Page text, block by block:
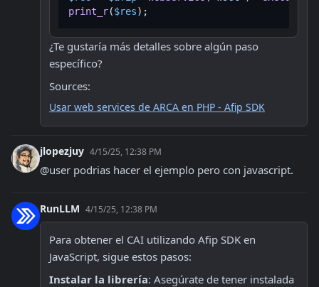
print_r($res
¿Te gustaría más detalles sobre algún paso
específico?
Sources:
Usar web services de ARCA en PHP - Afip SDK
jlopezjuy 4/15/25, 12:38 PM
@user podrias hacer el ejemplo pero con javascript.
RunLLM 4/15/25, 12:38 PM
Para obtener el CAI utilizando Afip SDK en
JavaScript, sigue estos pasos:
Instalar la librería: Asegúrate de tener instalada